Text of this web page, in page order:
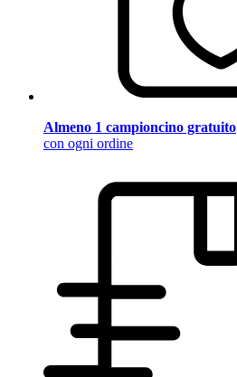
Almeno 1 campioncino gratuito
con ogni ordine